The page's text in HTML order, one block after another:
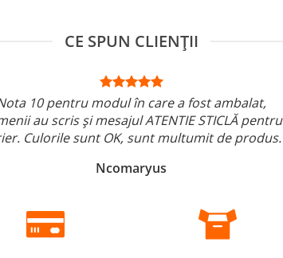
CE SPUN CLIENȚII
10 pentru modul în care a fost ambalat,
au scris și mesajul ATENTIE STICLĂ pentru
Culorile sunt OK, sunt multumit de produs.
Ncomaryus